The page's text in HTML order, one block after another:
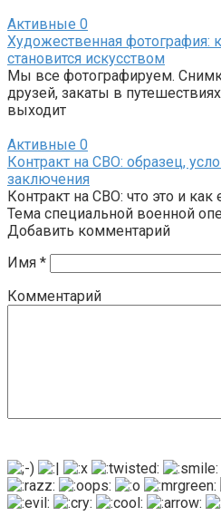
Активные 0
Художественная фотография:
становится искусством
Мы все фотографируем.
друзей, закаты в
выходит
Активные 0
Контракт на СВО: образец,
заключения
Контракт на СВО: что это и
Тема специальной военной
Добавить комментарий
Имя *
Комментарий